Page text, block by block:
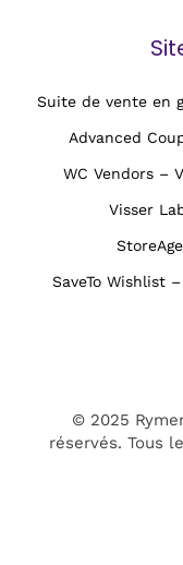
Suite de vente en
Advanced
WC Vendors –
Visser
SaveTo Wishlist
© 2025
réservés. Tous